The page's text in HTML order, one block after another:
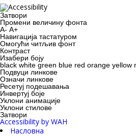
Затвори
Промени величину фонта
A- A+
Навигација тастатуром
Oмогући читљив фонт
Контраст
Изабери боју
black white green blue red orange yellow
Подвуци линкове
Означи линкове
Ресетуј подешавања
Инвертуј боје
Уклони анимације
Уклони стилове
Затвори
Accessibility by WAH
Насловна